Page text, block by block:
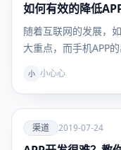
渠道
如何有效的降低
随着互联网的发展，
大重点，而手机APP
小 小心心
爱
渠道 2019-07-24